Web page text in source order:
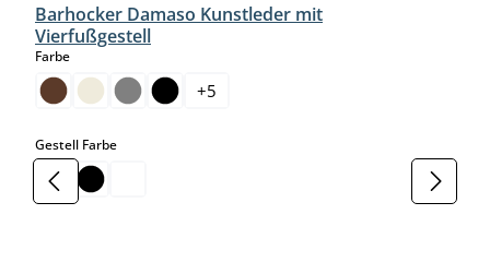
Barhocker Damaso Kunstleder mit
Vierfußgestell
Farbeauswählen
+5
Gestell Farbeauswählen